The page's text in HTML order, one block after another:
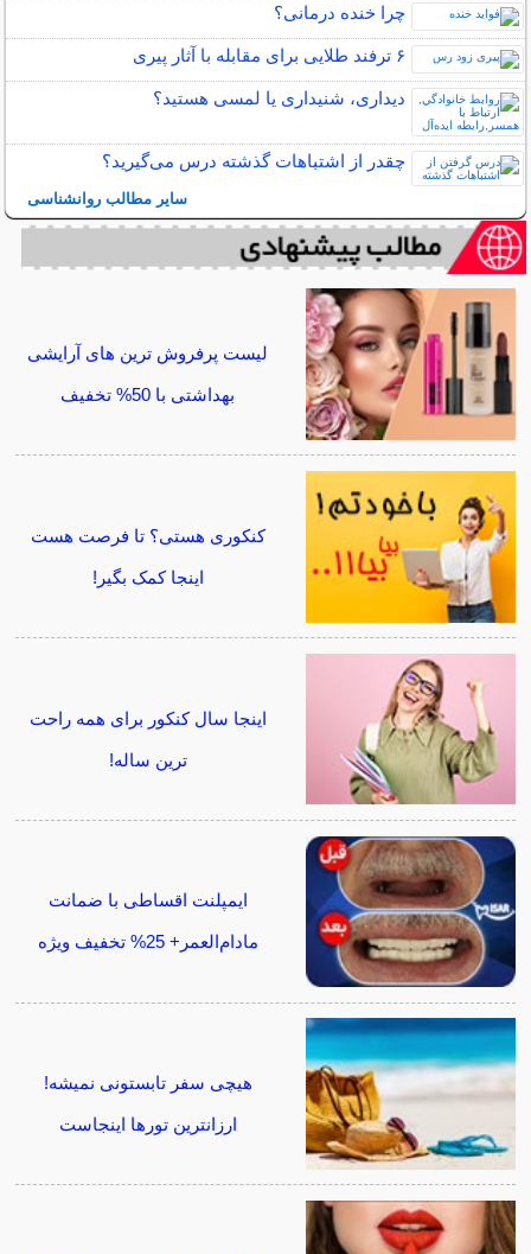
چرا خنده درمانی؟
۶ ترفند طلایی برای مقابله با آثار پیری
دیداری، شنیداری یا لمسی هستید؟
چقدر از اشتباهات گذشته درس می‌گیرید؟
سایر مطالب روانشناسی
لیست پرفروش ترین های آرایشی
بهداشتی با 50% تخفیف
کنکوری هستی؟ تا فرصت هست
اینجا کمک بگیر!
اینجا سال کنکور برای همه راحت
ترین ساله!
ایمپلنت اقساطی با ضمانت
مادام‌العمر+ 25% تخفیف ویژه
هیچی سفر تابستونی نمیشه!
ارزانترین تورها اینجاست